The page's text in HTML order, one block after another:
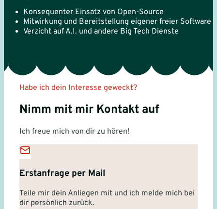
Konsequenter Einsatz von Open-Source
Mitwirkung und Bereitstellung eigener freier Software
Verzicht auf A.I. und andere Big Tech Dienste
Habe ich dein Interesse geweckt?
Nimm mit mir Kontakt auf
Ich freue mich von dir zu hören!
Erstanfrage per Mail
Teile mir dein Anliegen mit und ich melde mich bei
dir persönlich zurück.